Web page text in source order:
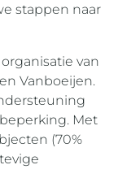
stappen naar
van
Vanboeijen.
Met
(70%